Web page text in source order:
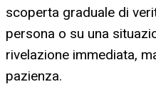
scoperta graduale di
persona o su una
rivelazione immediata,
pazienza.